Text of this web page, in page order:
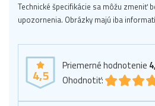
Technické špecifikácie sa môžu zmeniť
upozornenia. Obrázky majú iba
4,5
Priemerné hodnotenie
Ohodnotiť: